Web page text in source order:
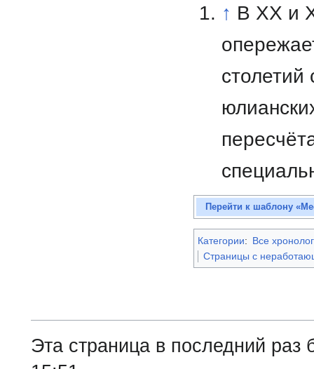
↑ В XX и
столетий
Перейти к шаблону
Категории: Все
Страницы с
Эта страница в последний раз